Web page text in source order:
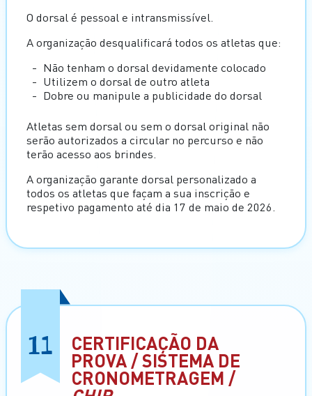
O dorsal é pessoal e intransmissível.
A organização desqualificará todos os atletas que:
Não tenham o dorsal devidamente colocado
Utilizem o dorsal de outro atleta
Dobre ou manipule a publicidade do dorsal
Atletas sem dorsal ou sem o dorsal original não
serão autorizados a circular no percurso e não
terão acesso aos brindes.
A organização garante dorsal personalizado a
todos os atletas que façam a sua inscrição e
respetivo pagamento até dia 17 de maio de 2026.
11 CERTIFICAÇÃO DA
PROVA / SISTEMA DE
CRONOMETRAGEM /